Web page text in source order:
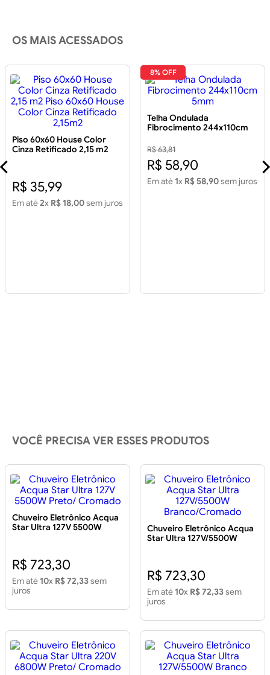
OS MAIS ACESSADOS
Piso 60x60 House Color
Cinza Retificado 2,15 m2
R$ 35,99
Em até2x R$ 18,00sem juros
8% OFF
Telha Ondulada
Fibrocimento 244x110cm
R$ 63,81
R$ 58,90
Em até 1x R$ 58,90sem juros
VOCÊ PRECISA VER ESSES PRODUTOS
Chuveiro Eletrônico Acqua
Star Ultra 127V 5500W
R$ 723,30
Em até 10x R$ 72,33sem
juros
Chuveiro Eletrônico Acqua
Star Ultra 127V/5500W
R$ 723,30
Em até 10x R$ 72,33sem
juros